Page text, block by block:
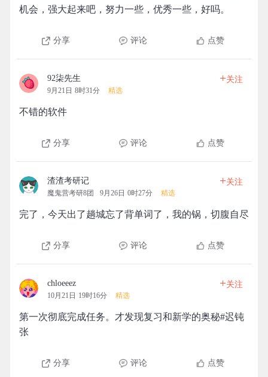
机会，强大起来吧，努力一些，优秀一些，好吗。
分享 评论 点赞
92柒先生
9月21日 8时31分 精选
+关注
不错的软件
分享 评论 点赞
渣渣考研记
魔鬼营考研8团 9月26日 0时27分 精选
+关注
完了，今天出了趟城忘了背单词了，我的锅，切腹自尽
分享 评论 点赞
chloeeez
10月21日 19时16分 精选
+关注
第一次彻底完成任务。才发现复习和新学的奥秘#迟钝
张
分享 评论 点赞